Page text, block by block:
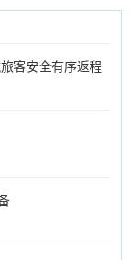
客安全有序返程